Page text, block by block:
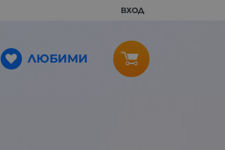
ВХОД
ЛЮБИМИ